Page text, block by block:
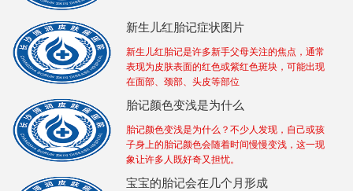
新生儿红胎记症状图片
新生儿红胎记是许多新手父母关注的焦点，通常
表现为皮肤表面的红色或紫红色斑块，可能出现
在面部、颈部、头皮等部位
胎记颜色变浅是为什么
胎记颜色变浅是为什么？不少人发现，自己或孩
子身上的胎记颜色会随着时间慢慢变浅，这一现
象让许多人既好奇又担忧。
宝宝的胎记会在几个月形成